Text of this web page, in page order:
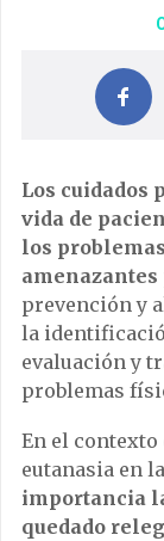
Los cuidados
vida de
los
prevención y
la
evaluación y
problemas
En el contexto
eutanasia en
importancia
quedado